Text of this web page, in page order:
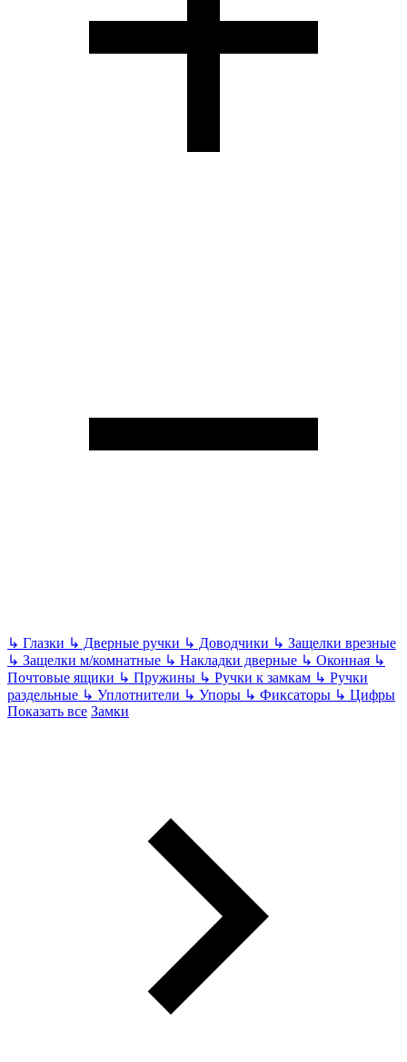
↳ Глазки ↳ Дверные ручки ↳ Доводчики ↳ Защелки врезные
↳ Защелки м/комнатные ↳ Накладки дверные ↳ Оконная ↳
Почтовые ящики ↳ Пружины ↳ Ручки к замкам ↳ Ручки
раздельные ↳ Уплотнители ↳ Упоры ↳ Фиксаторы ↳ Цифры
Показать все Замки